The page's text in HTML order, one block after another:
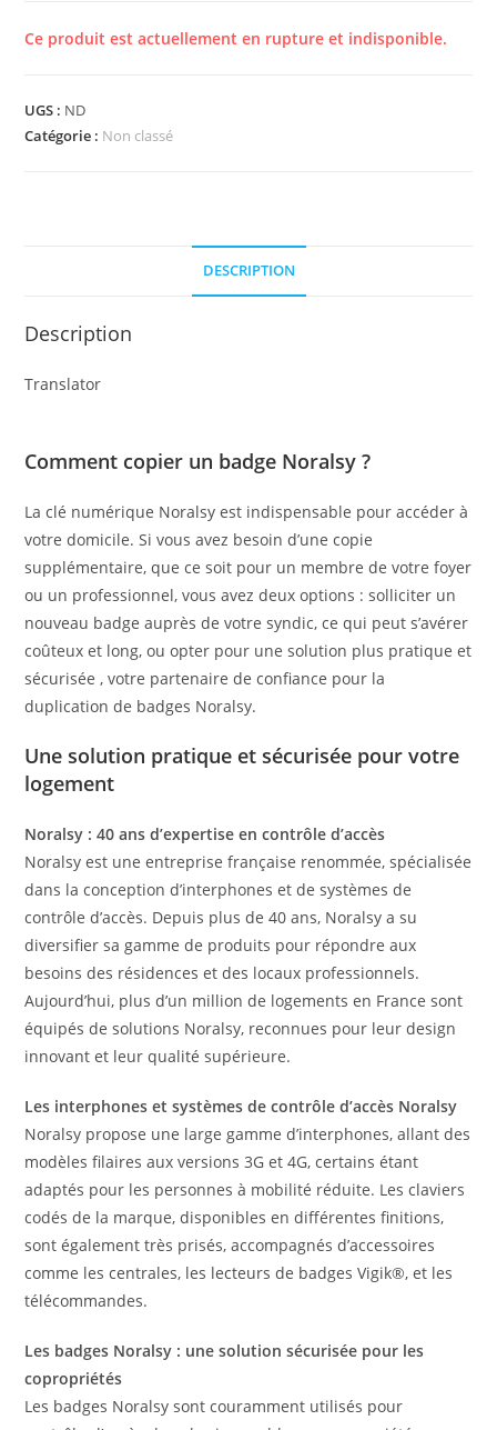
Ce produit est actuellement en rupture et indisponible.
UGS : ND
Catégorie : Non classé
DESCRIPTION
Description
Translator
Comment copier un badge Noralsy ?
La clé numérique Noralsy est indispensable pour accéder à
votre domicile. Si vous avez besoin d’une copie
supplémentaire, que ce soit pour un membre de votre foyer
ou un professionnel, vous avez deux options : solliciter un
nouveau badge auprès de votre syndic, ce qui peut s’avérer
coûteux et long, ou opter pour une solution plus pratique et
sécurisée , votre partenaire de confiance pour la
duplication de badges Noralsy.
Une solution pratique et sécurisée pour votre
logement
Noralsy : 40 ans d’expertise en contrôle d’accès
Noralsy est une entreprise française renommée, spécialisée
dans la conception d’interphones et de systèmes de
contrôle d’accès. Depuis plus de 40 ans, Noralsy a su
diversifier sa gamme de produits pour répondre aux
besoins des résidences et des locaux professionnels.
Aujourd’hui, plus d’un million de logements en France sont
équipés de solutions Noralsy, reconnues pour leur design
innovant et leur qualité supérieure.
Les interphones et systèmes de contrôle d’accès Noralsy
Noralsy propose une large gamme d’interphones, allant des
modèles filaires aux versions 3G et 4G, certains étant
adaptés pour les personnes à mobilité réduite. Les claviers
codés de la marque, disponibles en différentes finitions,
sont également très prisés, accompagnés d’accessoires
comme les centrales, les lecteurs de badges Vigik®, et les
télécommandes.
Les badges Noralsy : une solution sécurisée pour les
copropriétés
Les badges Noralsy sont couramment utilisés pour